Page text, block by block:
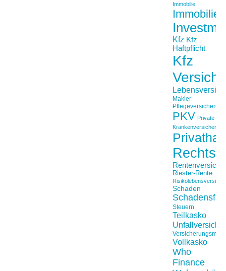
Immobilie
Kfz Kfz
Haftpflicht
Kfz
Makler
Pflegeversicherung
PKV Private
Krankenversicherung
Riester-Rente
Schaden
Steuern
Teilkasko
Vollkasko
Who
Finance